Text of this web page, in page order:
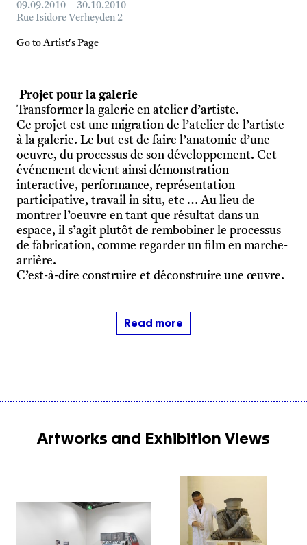
09.09.2010 – 30.10.2010
Rue Isidore Verheyden 2
Go to Artist's Page
Projet pour la galerie
Transformer la galerie en atelier d’artiste.
Ce projet est une migration de l’atelier de l’artiste
à la galerie. Le but est de faire l’anatomie d’une
oeuvre, du processus de son développement. Cet
événement devient ainsi démonstration
interactive, performance, représentation
participative, travail in situ, etc … Au lieu de
montrer l’oeuvre en tant que résultat dans un
espace, il s’agit plutôt de rembobiner le processus
de fabrication, comme regarder un film en marche-
arrière.
C’est-à-dire construire et déconstruire une œuvre.
Read more
Artworks and Exhibition Views